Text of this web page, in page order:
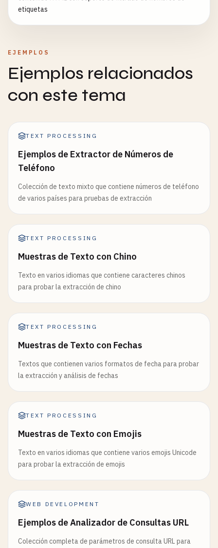
etiquetas
EJEMPLOS
Ejemplos relacionados
con este tema
TEXT PROCESSING
Ejemplos de Extractor de Números de
Teléfono
Colección de texto mixto que contiene números de teléfono
de varios países para pruebas de extracción
TEXT PROCESSING
Muestras de Texto con Chino
Texto en varios idiomas que contiene caracteres chinos
para probar la extracción de chino
TEXT PROCESSING
Muestras de Texto con Fechas
Textos que contienen varios formatos de fecha para probar
la extracción y análisis de fechas
TEXT PROCESSING
Muestras de Texto con Emojis
Texto en varios idiomas que contiene varios emojis Unicode
para probar la extracción de emojis
WEB DEVELOPMENT
Ejemplos de Analizador de Consultas URL
Colección completa de parámetros de consulta URL para